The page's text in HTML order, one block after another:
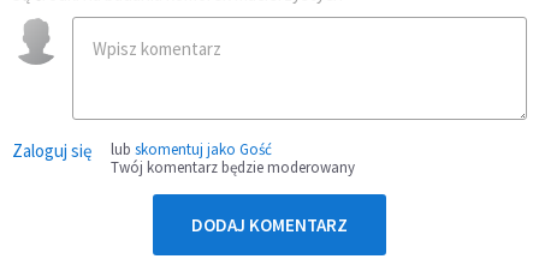
Zaloguj się lub skomentuj jako Gość
Twój komentarz będzie moderowany
DODAJ KOMENTARZ